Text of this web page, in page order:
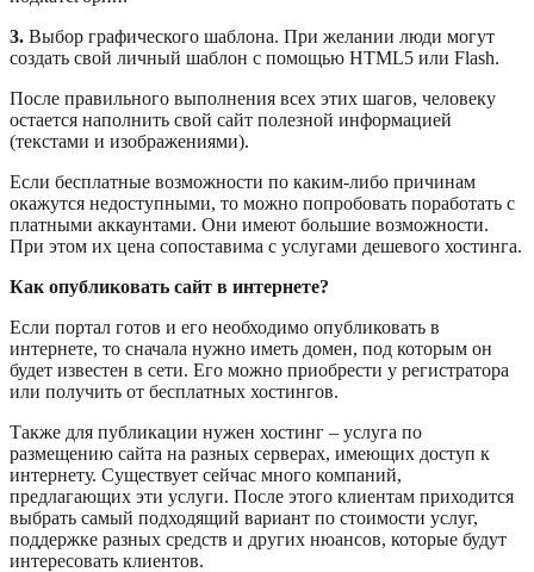
3. Выбор графического шаблона. При желании люди могут
создать свой личный шаблон с помощью HTML5 или Flash.
После правильного выполнения всех этих шагов, человеку
остается наполнить свой сайт полезной информацией
(текстами и изображениями).
Если бесплатные возможности по каким-либо причинам
окажутся недоступными, то можно попробовать поработать с
платными аккаунтами. Они имеют большие возможности.
При этом их цена сопоставима с услугами дешевого хостинга.
Как опубликовать сайт в интернете?
Если портал готов и его необходимо опубликовать в
интернете, то сначала нужно иметь домен, под которым он
будет известен в сети. Его можно приобрести у регистратора
или получить от бесплатных хостингов.
Также для публикации нужен хостинг – услуга по
размещению сайта на разных серверах, имеющих доступ к
интернету. Существует сейчас много компаний,
предлагающих эти услуги. После этого клиентам приходится
выбрать самый подходящий вариант по стоимости услуг,
поддержке разных средств и других нюансов, которые будут
интересовать клиентов.